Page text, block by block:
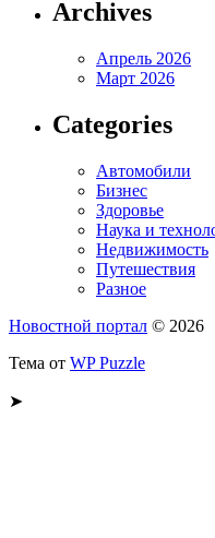
Archives
Апрель 2026
Март 2026
Categories
Автомобили
Бизнес
Здоровье
Наука и
Недвижимость
Путешествия
Разное
Новостной портал © 2026
Тема от WP Puzzle
➤